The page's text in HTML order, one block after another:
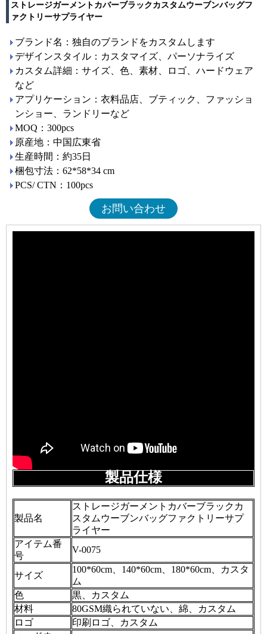
ストレージガーメントカバーブラックカスタムウーブンバッグフ
ァクトリーサプライヤー
ブランド名：独自のブランドをカスタムします
デザインスタイル：カスタマイズ、パーソナライズ
カスタム詳細：サイズ、色、素材、ロゴ、ハードウェア
など
アプリケーション：衣料品店、ブティック、ファッショ
ンショー、ランドリーなど
MOQ：300pcs
原産地：中国広東省
生産時間：約35日
梱包寸法：62*58*34 cm
PCS/ CTN：100pcs
お問い合わせ
製品仕様
製品名
ストレージガーメントカバーブラックカ
スタムウーブンバッグファクトリーサプ
ライヤー
アイテム番
号
V-0075
サイズ
100*60cm、140*60cm、180*60cm、カスタ
ム
色
黒、カスタム
材料
80GSM織られていない、綿、カスタム
ロゴ
印刷ロゴ、カスタム